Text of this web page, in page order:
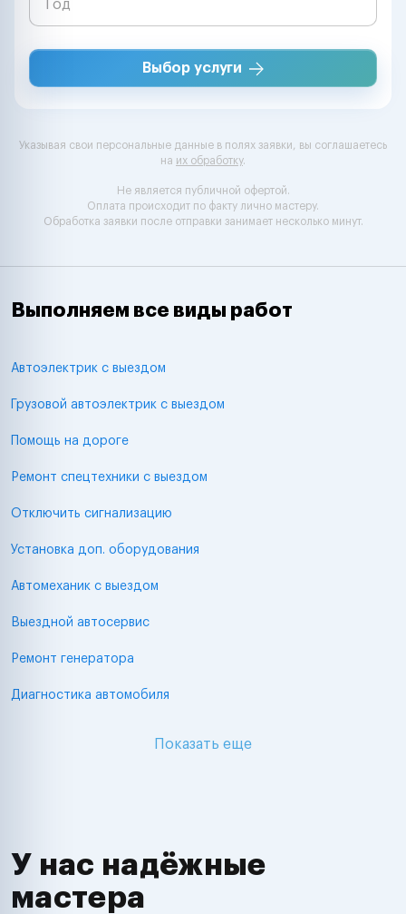
Выбор услуги
Указывая свои персональные данные в полях заявки, вы соглашаетесь
на их обработку.
Не является публичной офертой.
Оплата происходит по факту лично мастеру.
Обработка заявки после отправки занимает несколько минут.
Выполняем все виды работ
Автоэлектрик с выездом
Грузовой автоэлектрик с выездом
Помощь на дороге
Ремонт спецтехники с выездом
Отключить сигнализацию
Установка доп. оборудования
Автомеханик с выездом
Выездной автосервис
Ремонт генератора
Диагностика автомобиля
Показать еще
У нас надёжные
мастера